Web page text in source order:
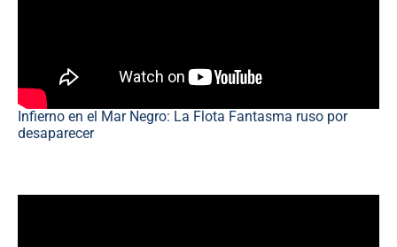
Infierno en el Mar Negro: La Flota Fantasma ruso por
desaparecer